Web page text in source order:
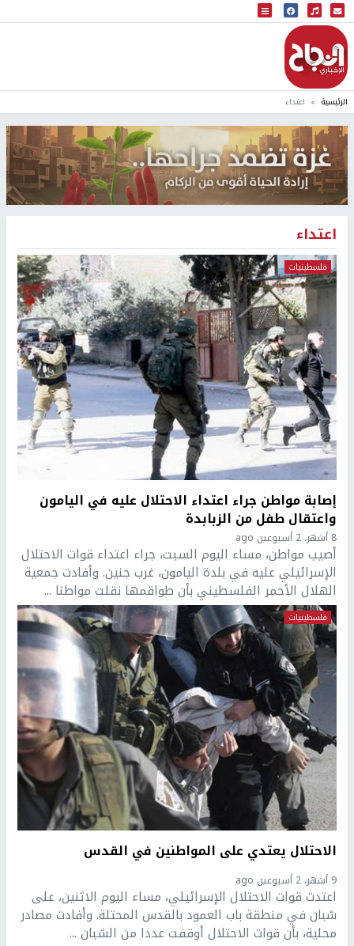
البث المباشر
إذاعة النجاح
الرئيسية اعتداء
اعتداء
فلسطينيات
إصابة مواطن جراء اعتداء الاحتلال عليه في اليامون
واعتقال طفل من الزبابدة
8 أشهر، 2 أسبوعين ago
أصيب مواطن، مساء اليوم السبت، جراء اعتداء قوات الاحتلال
الإسرائيلي عليه في بلدة اليامون، غرب جنين. وأفادت جمعية
الهلال الأحمر الفلسطيني بأن طواقمها نقلت مواطنا ...
فلسطينيات
الاحتلال يعتدي على المواطنين في القدس
9 أشهر، 2 أسبوعين ago
اعتدت قوات الاحتلال الإسرائيلي، مساء اليوم الاثنين، على
شبان في منطقة باب العمود بالقدس المحتلة. وأفادت مصادر
محلية، بأن قوات الاحتلال أوقفت عددا من الشبان ...